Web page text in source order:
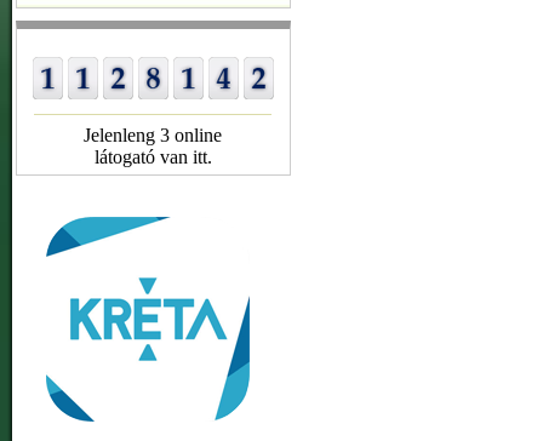
Jelenleng 3 online
látogató van itt.